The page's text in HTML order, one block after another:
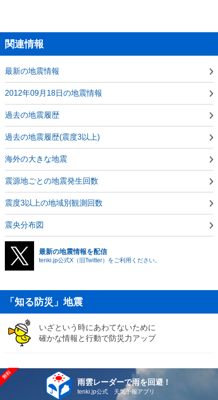
関連情報
最新の地震情報
2012年09月18日の地震情報
過去の地震履歴
過去の地震履歴(震度3以上)
海外の大きな地震
震源地ごとの地震発生回数
震度3以上の地域別観測回数
震央分布図
最新の地震情報を配信
tenki.jp公式X（旧Twitter）をご利用ください。
「知る防災」地震
いざという時にあわてないために
確かな情報と行動で防災力アップ
雨雲レーダーで雨を回避！
tenki.jp公式 天気予報アプリ